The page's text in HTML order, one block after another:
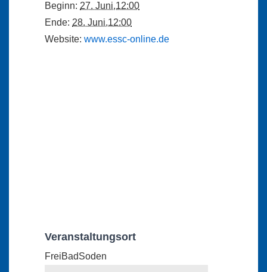
Beginn: 27. Juni,12:00
Ende: 28. Juni,12:00
Website: www.essc-online.de
Veranstaltungsort
FreiBadSoden